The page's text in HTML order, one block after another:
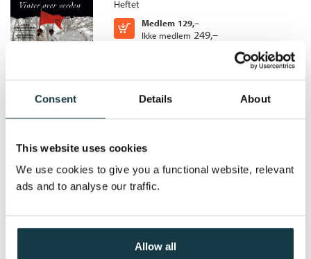
Consent Details About
This website uses cookies
We use cookies to give you a functional website, relevant
ads and to analyse our traffic.
Allow all
Oversatt av:
Schøning, Einar
«Sjelden har jeg lest en så intenst spennende thriller.»
Steinar Wiik, Aftenposten
Heftet
Medlem 129,–
Ikke medlem 249,–
Kjøp
Tidskretsen
Ken Follett
Heftet
Pris
Kjøp